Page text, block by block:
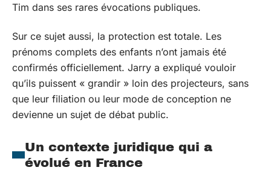
Tim dans ses rares évocations publiques.
Sur ce sujet aussi, la protection est totale. Les
prénoms complets des enfants n’ont jamais été
confirmés officiellement. Jarry a expliqué vouloir
qu’ils puissent « grandir » loin des projecteurs, sans
que leur filiation ou leur mode de conception ne
devienne un sujet de débat public.
Un contexte juridique qui a
évolué en France